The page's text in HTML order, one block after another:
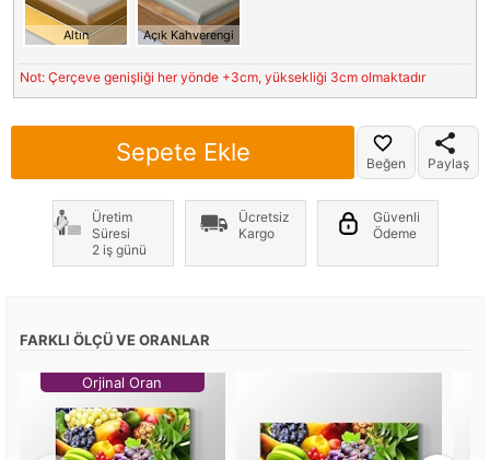
Altın Açık Kahverengi
Not: Çerçeve genişliği her yönde +3cm, yüksekliği 3cm olmaktadır
Sepete Ekle Beğen Paylaş
Üretim
Süresi
2 iş günü
Ücretsiz
Kargo
Güvenli
Ödeme
FARKLI ÖLÇÜ VE ORANLAR
Orjinal Oran